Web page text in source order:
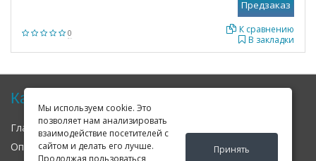
Мы используем cookie. Это
позволяет нам анализировать
взаимодействие посетителей с
сайтом и делать его лучше.
Продолжая пользоваться
Принять
0
В закладки
К сравнению
Карта сайта
Главная О нас
Оплата
Доставка
Гарантия